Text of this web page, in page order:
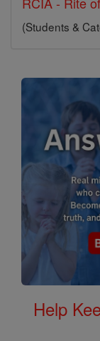
(Students &
Help